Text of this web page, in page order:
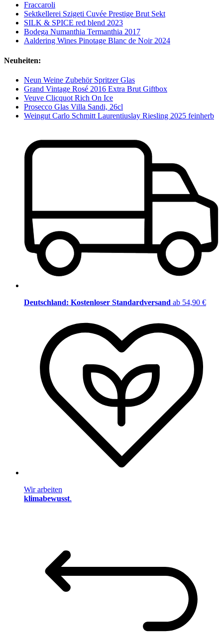
Fraccaroli
Sektkellerei Szigeti Cuvée Prestige Brut Sekt
SILK & SPICE red blend 2023
Bodega Numanthia Termanthia 2017
Aaldering Wines Pinotage Blanc de Noir 2024
Neuheiten:
Neun Weine Zubehör Spritzer Glas
Grand Vintage Rosé 2016 Extra Brut Giftbox
Veuve Clicquot Rich On Ice
Prosecco Glas Villa Sandi, 26cl
Weingut Carlo Schmitt Laurentiuslay Riesling 2025 feinherb
Deutschland: Kostenloser Standardversand ab 54,90 €
Wir arbeiten
klimabewusst.